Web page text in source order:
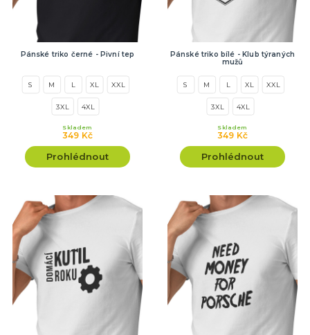
Pánské triko černé - Pivní tep
S M L XL XXL
3XL 4XL
349 Kč
Skladem
Prohlédnout
Pánské triko bílé - Klub týraných
mužů
S M L XL XXL
3XL 4XL
349 Kč
Skladem
Prohlédnout